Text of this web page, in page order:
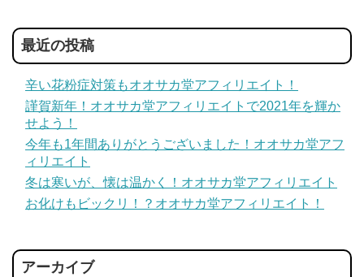
最近の投稿
辛い花粉症対策もオオサカ堂アフィリエイト！
謹賀新年！オオサカ堂アフィリエイトで2021年を輝か
せよう！
今年も1年間ありがとうございました！オオサカ堂アフ
ィリエイト
冬は寒いが、懐は温かく！オオサカ堂アフィリエイト
お化けもビックリ！？オオサカ堂アフィリエイト！
アーカイブ